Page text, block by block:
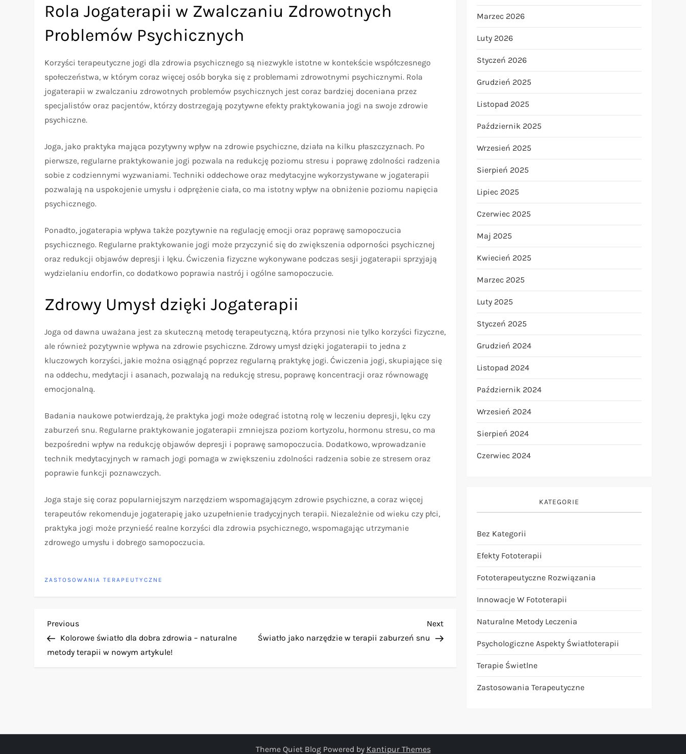
Rola Jogaterapii w Zwalczaniu Zdrowotnych
Problemów Psychicznych
Korzyści terapeutyczne jogi dla zdrowia psychicznego są niezwykle istotne w kontekście współczesnego
społeczeństwa, w którym coraz więcej osób boryka się z problemami zdrowotnymi psychicznymi. Rola
jogaterapii w zwalczaniu zdrowotnych problemów psychicznych jest coraz bardziej doceniana przez
specjalistów oraz pacjentów, którzy dostrzegają pozytywne efekty praktykowania jogi na swoje zdrowie
psychiczne.
Joga, jako praktyka mająca pozytywny wpływ na zdrowie psychiczne, działa na kilku płaszczyznach. Po
pierwsze, regularne praktykowanie jogi pozwala na redukcję poziomu stresu i poprawę zdolności radzenia
sobie z codziennymi wyzwaniami. Techniki oddechowe oraz medytacyjne wykorzystywane w jogaterapii
pozwalają na uspokojenie umysłu i odprężenie ciała, co ma istotny wpływ na obniżenie poziomu napięcia
psychicznego.
Ponadto, jogaterapia wpływa także pozytywnie na regulację emocji oraz poprawę samopoczucia
psychicznego. Regularne praktykowanie jogi może przyczynić się do zwiększenia odporności psychicznej
oraz redukcji objawów depresji i lęku. Ćwiczenia fizyczne wykonywane podczas sesji jogaterapii sprzyjają
wydzielaniu endorfin, co dodatkowo poprawia nastrój i ogólne samopoczucie.
Zdrowy Umysł dzięki Jogaterapii
Joga od dawna uważana jest za skuteczną metodę terapeutyczną, która przynosi nie tylko korzyści fizyczne,
ale również pozytywnie wpływa na zdrowie psychiczne. Zdrowy umysł dzięki jogaterapii to jedna z
kluczowych korzyści, jakie można osiągnąć poprzez regularną praktykę jogi. Ćwiczenia jogi, skupiające się
na oddechu, medytacji i asanach, pozwalają na redukcję stresu, poprawę koncentracji oraz równowagę
emocjonalną.
Badania naukowe potwierdzają, że praktyka jogi może odegrać istotną rolę w leczeniu depresji, lęku czy
zaburzeń snu. Regularne praktykowanie jogaterapii zmniejsza poziom kortyzolu, hormonu stresu, co ma
bezpośredni wpływ na redukcję objawów depresji i poprawę samopoczucia. Dodatkowo, wprowadzanie
technik medytacyjnych w ramach jogi pomaga w zwiększeniu zdolności radzenia sobie ze stresem oraz
poprawie funkcji poznawczych.
Joga staje się coraz popularniejszym narzędziem wspomagającym zdrowie psychiczne, a coraz więcej
terapeutów rekomenduje jogaterapię jako uzupełnienie tradycyjnych terapii. Niezależnie od wieku czy płci,
praktyka jogi może przynieść realne korzyści dla zdrowia psychicznego, wspomagając utrzymanie
zdrowego umysłu i dobrego samopoczucia.
ZASTOSOWANIA TERAPEUTYCZNE
N
a
Previous
Post
Previous
Kolorowe światło dla dobra zdrowia – naturalne
metody terapii w nowym artykule!
Next
Post
Next
Światło jako narzędzie w terapii zaburzeń snu
Marzec 2026
Luty 2026
Styczeń 2026
Grudzień 2025
Listopad 2025
Październik 2025
Wrzesień 2025
Sierpień 2025
Lipiec 2025
Czerwiec 2025
Maj 2025
Kwiecień 2025
Marzec 2025
Luty 2025
Styczeń 2025
Grudzień 2024
Listopad 2024
Październik 2024
Wrzesień 2024
Sierpień 2024
Czerwiec 2024
KATEGORIE
Bez Kategorii
Efekty Fototerapii
Fototerapeutyczne Rozwiązania
Innowacje W Fototerapii
Naturalne Metody Leczenia
Psychologiczne Aspekty Światłoterapii
Terapie Świetlne
Zastosowania Terapeutyczne
Theme Quiet Blog Powered by Kantipur Themes